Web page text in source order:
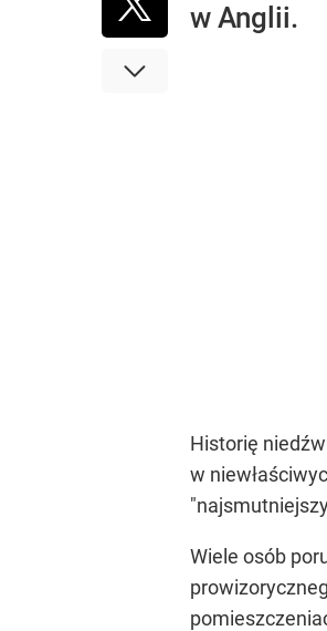
w Anglii.
Historię
w
Wiele osób